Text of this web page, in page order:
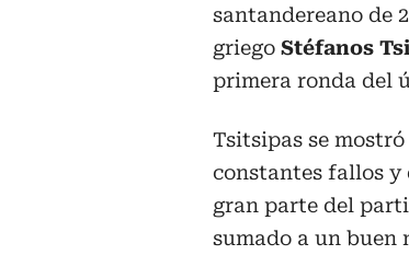
santandereano de
griego Stéfanos
primera ronda del
Tsitsipas se
constantes fallos y
gran parte del
sumado a un buen